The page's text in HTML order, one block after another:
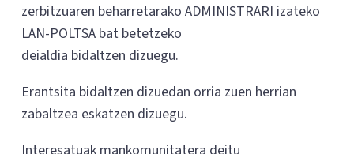
zerbitzuaren beharretarako ADMINISTRARI izateko
LAN-POLTSA bat betetzeko
deialdia bidaltzen dizuegu.
Erantsita bidaltzen dizuedan orria zuen herrian
zabaltzea eskatzen dizuegu.